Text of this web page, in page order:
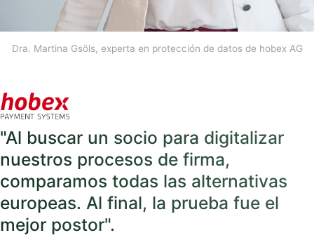
Dra. Martina Gsöls, experta en protección de datos de hobex AG
"Al buscar un socio para digitalizar
nuestros procesos de firma,
comparamos todas las alternativas
europeas. Al final, la prueba fue el
mejor postor".